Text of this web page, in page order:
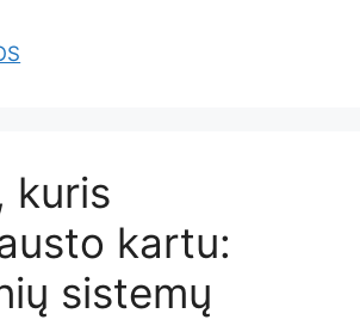
kuris
kartu:
sistemų